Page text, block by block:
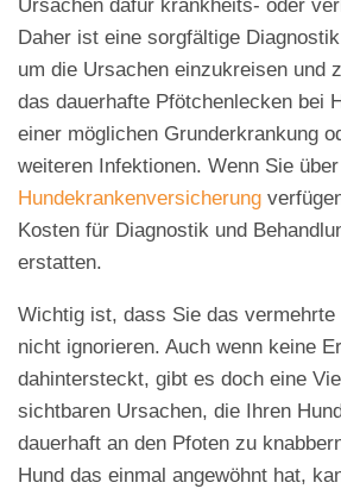
Ursachen dafür krankheits- oder
Daher ist eine sorgfältige
um die Ursachen einzukreisen und
das dauerhafte Pfötchenlecken bei
einer möglichen Grunderkrankung
weiteren Infektionen. Wenn Sie
Hundekrankenversicherung
Kosten für Diagnostik und
erstatten.
Wichtig ist, dass Sie das vermehrte
nicht ignorieren. Auch wenn keine
dahintersteckt, gibt es doch eine
sichtbaren Ursachen, die Ihren
dauerhaft an den Pfoten zu
Hund das einmal angewöhnt hat,